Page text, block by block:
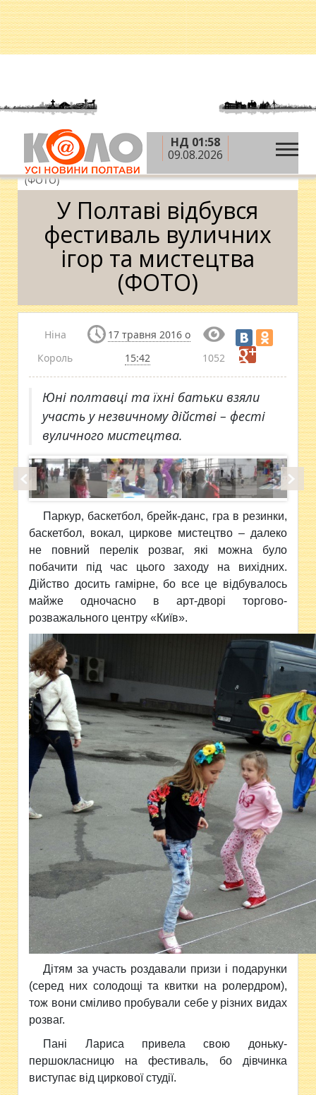
НД 01:58
09.08.2026
Головна » Новини » Дозвілля »У Полтаві
відбувся фестиваль вуличних ігор та мистецтва
(ФОТО)
У Полтаві відбувся
фестиваль вуличних
ігор та мистецтва
(ФОТО)
Ніна
Король
17 травня 2016 о
15:42
1052
Юні полтавці та їхні батьки взяли
участь у незвичному дійстві – фесті
вуличного мистецтва.
Паркур, баскетбол, брейк-данс, гра в резинки,
баскетбол, вокал, циркове мистецтво – далеко
не повний перелік розваг, які можна було
побачити під час цього заходу на вихідних.
Дійство досить гамірне, бо все це відбувалось
майже одночасно в арт-дворі торгово-
розважального центру «Київ».
Дітям за участь роздавали призи і подарунки
(серед них солодощі та квитки на ролердром),
тож вони сміливо пробували себе у різних видах
розваг.
Пані Лариса привела свою доньку-
першокласницю на фестиваль, бо дівчинка
виступає від циркової студії.